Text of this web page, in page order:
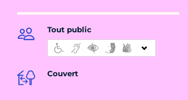
Tout public
Couvert